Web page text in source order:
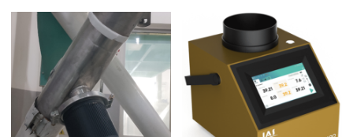
ngành công nghiệp khác nhau. 
Độ nhạy cao: Trang bị đầu dò
InGaAs độ nhạy cao, cung cấp
phản hồi phổ tuyến tính đầy đủ,
đảm bảo độ chính xác và khả
năng lặp lại tối ưu.
trực tiếp ngoài đồng ruộng.